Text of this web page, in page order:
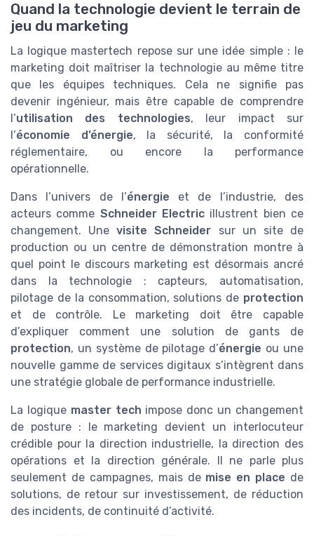
Quand la technologie devient le terrain de
jeu du marketing
La logique mastertech repose sur une idée simple : le
marketing doit maîtriser la technologie au même titre
que les équipes techniques. Cela ne signifie pas
devenir ingénieur, mais être capable de comprendre
l’utilisation des technologies, leur impact sur
l’économie d’énergie, la sécurité, la conformité
réglementaire, ou encore la performance
opérationnelle.
Dans l’univers de l’énergie et de l’industrie, des
acteurs comme Schneider Electric illustrent bien ce
changement. Unevisite Schneider sur un site de
production ou un centre de démonstration montre à
quel point le discours marketing est désormais ancré
dans la technologie : capteurs, automatisation,
pilotage de la consommation, solutions de protection
et de contrôle. Le marketing doit être capable
d’expliquer comment une solution de gants de
protection, un système de pilotage d’énergie ou une
nouvelle gamme de services digitaux s’intègrent dans
une stratégie globale de performance industrielle.
La logique master tech impose donc un changement
de posture : le marketing devient un interlocuteur
crédible pour la direction industrielle, la direction des
opérations et la direction générale. Il ne parle plus
seulement de campagnes, mais de mise en place de
solutions, de retour sur investissement, de réduction
des incidents, de continuité d’activité.